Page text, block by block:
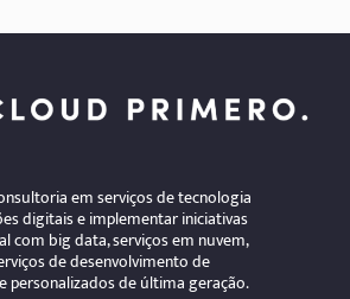
em serviços de tecnologia
digitais e implementar iniciativas
com big data, serviços em nuvem,
de desenvolvimento de
personalizados de última geração.